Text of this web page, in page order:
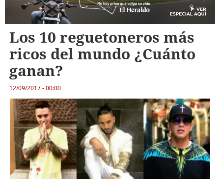
Los 10 reguetoneros más
ricos del mundo ¿Cuánto
ganan?
12/09/2017 - 00:00